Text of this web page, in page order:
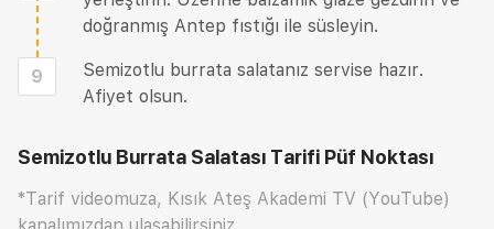
doğranmış Antep fıstığı ile süsleyin.
9
Semizotlu burrata salatanız servise hazır.
Afiyet olsun.
Semizotlu Burrata Salatası Tarifi Püf Noktası
*Tarif videomuza, Kısık Ateş Akademi TV (YouTube)